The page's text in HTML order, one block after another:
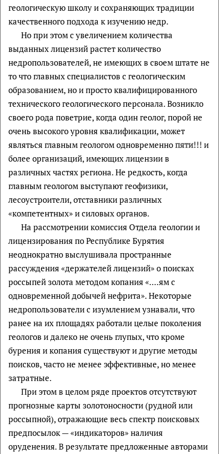
геологическую школу и сохраняющих традиции
качественного подхода к изучению недр.
Но при этом с увеличением количества
выданных лицензий растет количество
недропользователей, не имеющих в своем штате не
то что главных специалистов с геологическим
образованием, но и просто квалифицированного
технического геологического персонала. Возникло
своего рода поветрие, когда один геолог, порой не
очень высокого уровня квалификации, может
являться главным геологом одновременнопяти!!! и
более организаций, имеющих лицензии в
различных частях региона. Не редкость, когда
главным геологом выступают геофизики,
лесоустроители, отставники различных
«компетентных» и силовых органов.
На рассмотрении комиссия Отдела геологии и
лицензирования по Республике Бурятия
неоднократно выслушивала пространные
рассуждения «держателей лицензий» о поисках
россыпей золота методом копания «....ям с
одновременной добычей нефрита». Некоторые
недропользователи с изумлением узнавали, что
ранее на их площадях работали целые поколения
геологов и далеко не очень глупых, что кроме
бурения и копания существуют и другие методы
поисков, часто не менее эффективные, но менее
затратные.
При этом в целом ряде проектов отсутствуют
прогнозные карты золотоносности (рудной или
россыпной), отражающие весь спектр поисковых
предпосылок — «индикаторов» наличия
оруденения. В результате предложенные авторами